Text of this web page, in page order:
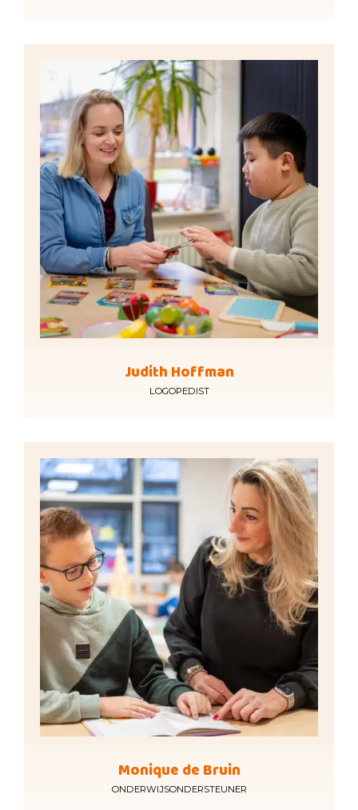
Judith Hoffman
LOGOPEDIST
Monique de Bruin
ONDERWIJSONDERSTEUNER